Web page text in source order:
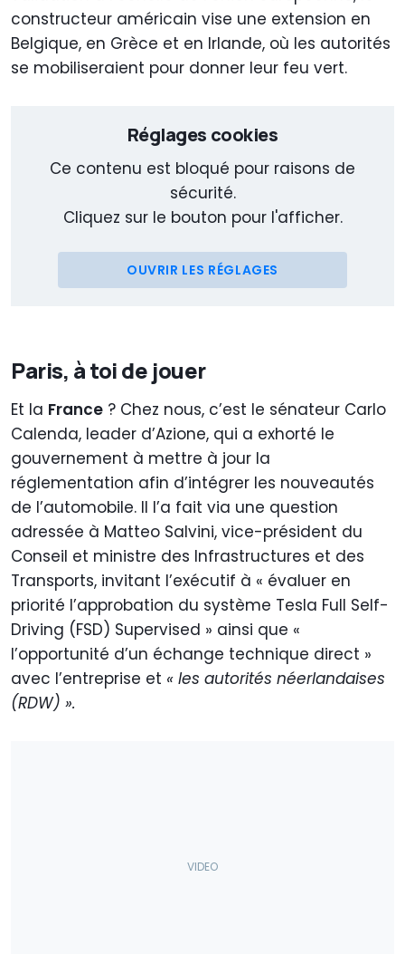
constructeur américain vise une extension en
Belgique, en Grèce et en Irlande, où les autorités
se mobiliseraient pour donner leur feu vert.
Réglages cookies
Ce contenu est bloqué pour raisons de
sécurité.
Cliquez sur le bouton pour l'afficher.
OUVRIR LES RÉGLAGES
Paris, à toi de jouer
Et la France ? Chez nous, c’est le sénateur Carlo
Calenda, leader d’Azione, qui a exhorté le
gouvernement à mettre à jour la
réglementation afin d’intégrer les nouveautés
de l’automobile. Il l’a fait via une question
adressée à Matteo Salvini, vice-président du
Conseil et ministre des Infrastructures et des
Transports, invitant l’exécutif à « évaluer en
priorité l’approbation du système Tesla Full Self-
Driving (FSD) Supervised » ainsi que «
l’opportunité d’un échange technique direct »
avec l’entreprise et « les autorités néerlandaises
(RDW) ».